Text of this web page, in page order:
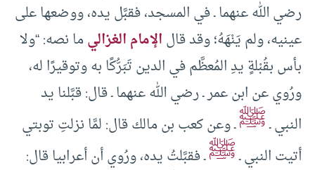
رضي الله عنهما ـ في المسجد، فقبَّل يده، ووضعها على
عينيه، ولم يَنْهَهُ؛ وقد قالالإمام الغزاليما نصه: “ولا
بأس بقُبْلةٍ يدِ المُعظَّم في الدين تَبَرُّكًا به وتوقيرًا له،
ورُوي عن ابن عمر ـ رضي الله عنهما ـ قال: قبَّلنا يد
النبي ـﷺـ وعن كعب بن مالك قال: لمَّا نزلتِ توبتي
أتيت النبي ـﷺـ فقبَّلتُ يده، ورُوي أن أعرابيا قال: